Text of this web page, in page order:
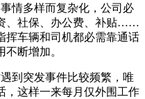
情多样而复杂化，公司必
、社保、办公费、补贴……
挥车辆和司机都必需靠通话
不断增加。
到突发事件比较频繁，唯
，这样一来每月仅外围工作